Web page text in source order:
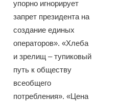
упорно игнорирует
запрет президента на
создание единых
операторов». «Хлеба
и зрелищ – тупиковый
путь к обществу
всеобщего
потребления». «Цена